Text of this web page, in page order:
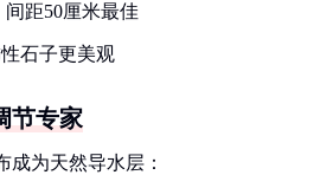
距50厘米最佳
石子更美观
节专家
成为天然导水层：